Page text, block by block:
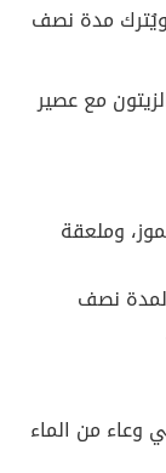
مدة نصف
مع عصير
وملعقة
لمدة نصف
وعاء من الماء